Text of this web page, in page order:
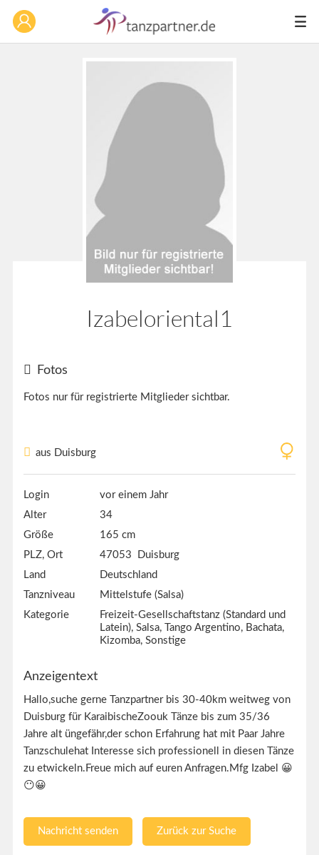
Izabeloriental1
Fotos
Fotos nur für registrierte Mitglieder sichtbar.
aus Duisburg
Login
vor einem Jahr
Alter
34
Größe
165 cm
PLZ, Ort
47053 Duisburg
Land
Deutschland
Tanzniveau
Mittelstufe (Salsa)
Kategorie
Freizeit-Gesellschaftstanz (Standard und
Latein), Salsa, Tango Argentino, Bachata,
Kizomba, Sonstige
Anzeigentext
Hallo,suche gerne Tanzpartner bis 30-40km weitweg von
Duisburg für KaraibischeZoouk Tänze bis zum 35/36
Jahre alt üngefähr,der schon Erfahrung hat mit Paar Jahre
Tanzschulehat Interesse sich professionell in diesen Tänze
zu etwickeln.Freue mich auf euren Anfragen.Mfg Izabel 😀
😶😀
Nachricht senden Zurück zur Suche